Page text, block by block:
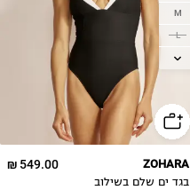
M
L
XL
549.00 ₪ ZOHARA
בגד ים שלם בשילוב